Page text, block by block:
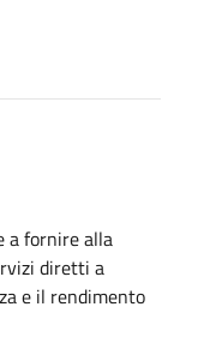
a fornire alla
diretti a
e il rendimento